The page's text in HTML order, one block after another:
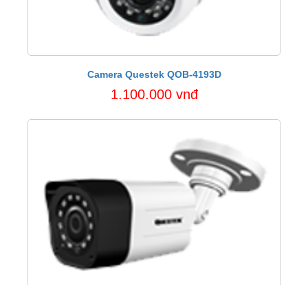
Camera Questek QOB-4193D
1.100.000 vnđ